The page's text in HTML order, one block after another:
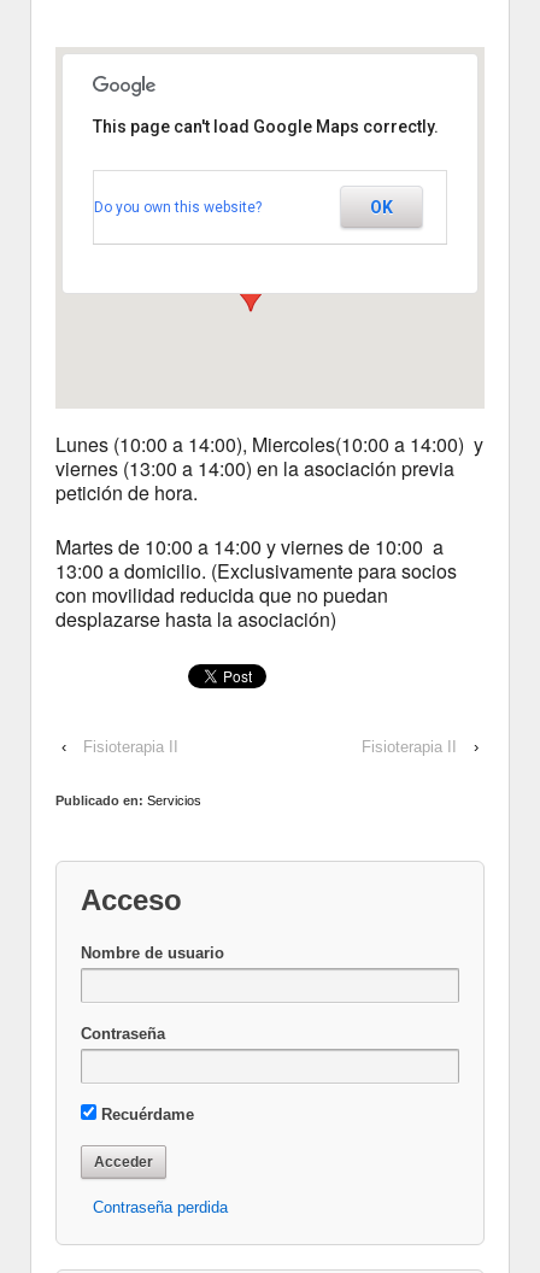
Esclerosis Multiple
Segovia
This page can't load Google Maps correctly.
Do you own this website? OK
Lunes (10:00 a 14:00), Miercoles(10:00 a 14:00) y
viernes (13:00 a 14:00) en la asociación previa
petición de hora.
Martes de 10:00 a 14:00 y viernes de 10:00 a
13:00 a domicilio. (Exclusivamente para socios
con movilidad reducida que no puedan
desplazarse hasta la asociación)
‹ Fisioterapia II Fisioterapia II ›
Publicado en: Servicios
Acceso
Nombre de usuario
Contraseña
Recuérdame
Contraseña perdida